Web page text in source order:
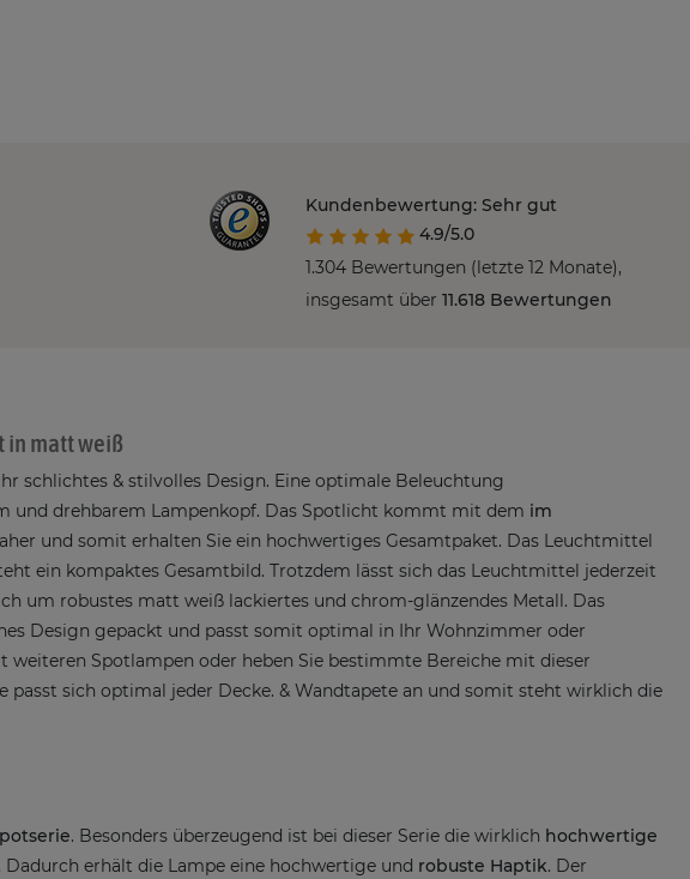
Kundenbewertung: Sehr gut
4.9/5.0
1.304 Bewertungen (letzte 12 Monate),
insgesamt über 11.618 Bewertungen
in matt weiß
schlichtes & stilvolles Design. Eine optimale Beleuchtung
und drehbarem Lampenkopf. Das Spotlicht kommt mit dem im
und somit erhalten Sie ein hochwertiges Gesamtpaket. Das Leuchtmittel
ein kompaktes Gesamtbild. Trotzdem lässt sich das Leuchtmittel jederzeit
um robustes matt weiß lackiertes und chrom-glänzendes Metall. Das
Design gepackt und passt somit optimal in Ihr Wohnzimmer oder
weiteren Spotlampen oder heben Sie bestimmte Bereiche mit dieser
passt sich optimal jeder Decke. & Wandtapete an und somit steht wirklich die
. Besonders überzeugend ist bei dieser Serie die wirklich hochwertige
erhält die Lampe eine hochwertige und robuste Haptik. Der